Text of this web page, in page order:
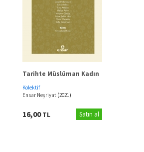
Tarihte Müslüman Kadın
Kolektif
Ensar Neşriyat (2021)
16,00TL Satın al